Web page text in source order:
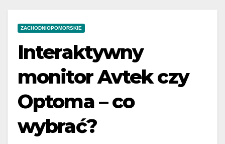
ZACHODNIOPOMORSKIE
Interaktywny
monitor Avtek czy
Optoma – co
wybrać?